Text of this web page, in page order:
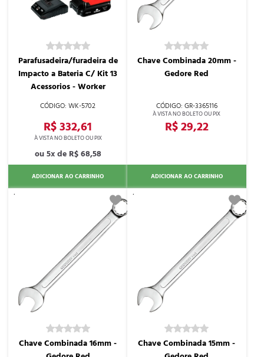
WK-5702
Parafusadeira/furadeira de
Impacto a Bateria C/ Kit 13
Acessorios - Worker
R$ 332,61
5x de R$ 68,58
ADICIONAR AO CARRINHO
GR-3365116
Chave Combinada 20mm -
Gedore Red
R$ 29,22
ADICIONAR AO CARRINHO
Chave Combinada 16mm -
Chave Combinada 15mm -